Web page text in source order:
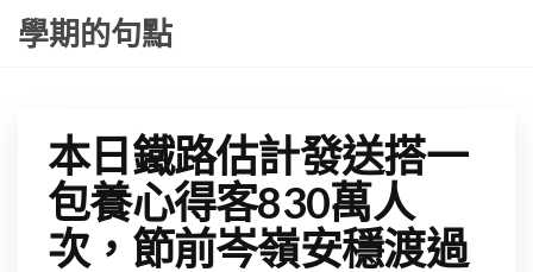
Skip學期的句點
本日鐵路估計發送搭一
包養心得客830萬人
次，節前岑嶺安穩渡過